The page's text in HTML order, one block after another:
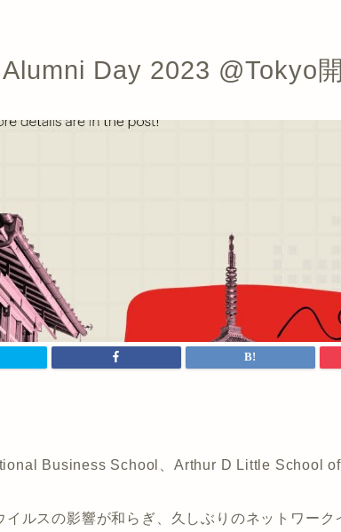
Day 2023 @Tokyo
Business School、Arthur D Little School
イルスの影響が和らぎ、久しぶりのネットワー